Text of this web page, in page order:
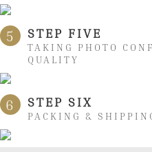
5 STEP FIVE
TAKING PHOTO
QUALITY
6 STEP SIX
PACKING &